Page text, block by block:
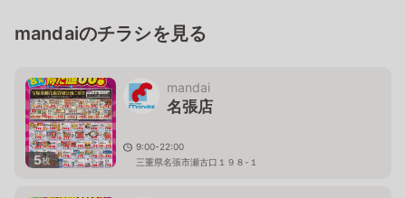
mandaiのチラシを見る
5枚
mandai
名張店
9:00-22:00
三重県名張市瀬古口１９８-１